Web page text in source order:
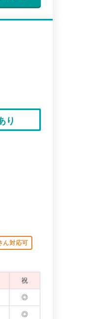
り
ん対応可
祝
◎
◎